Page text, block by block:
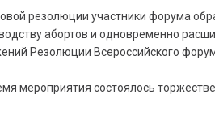
резолюции участники форума
абортов и одновременно
Резолюции Всероссийского
мероприятия состоялось